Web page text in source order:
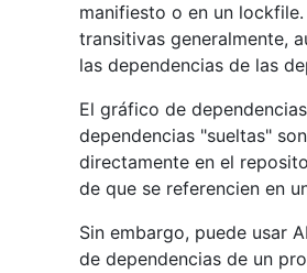
manifiesto o en un
transitivas generalmente,
las dependencias de las
El gráfico de
dependencias "sueltas"
directamente en el
de que se referencien en
Sin embargo, puede usar
de dependencias de un